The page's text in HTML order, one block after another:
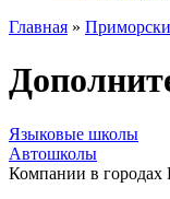
Главная »
Языковые школы
Автошколы
Компании в городах